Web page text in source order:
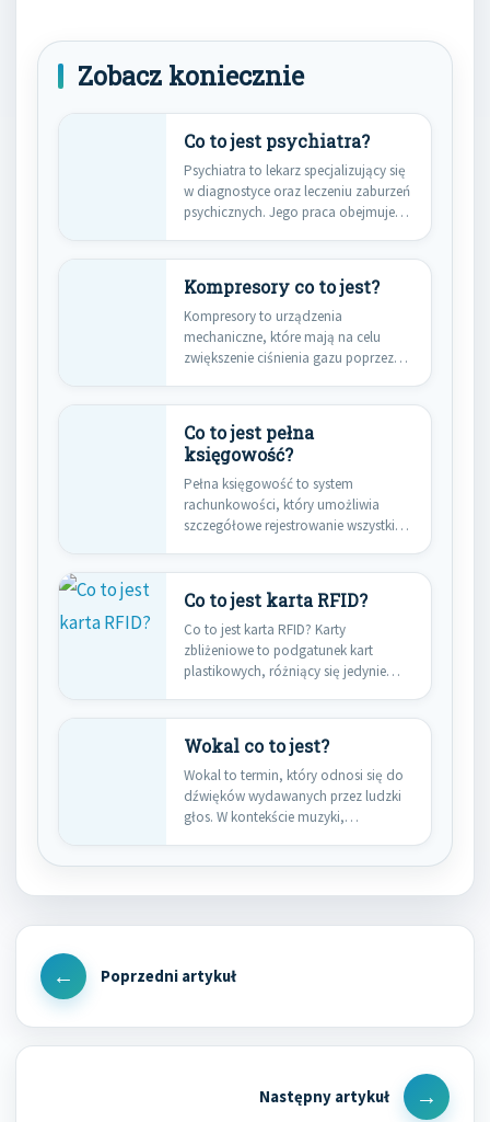
Zobacz koniecznie
Co to jest psychiatra?
Psychiatra to lekarz specjalizujący się
w diagnostyce oraz leczeniu zaburzeń
psychicznych. Jego praca obejmuje
Kompresory co to jest?
Kompresory to urządzenia
mechaniczne, które mają na celu
zwiększenie ciśnienia gazu poprzez
Co to jest pełna
księgowość?
Pełna księgowość to system
rachunkowości, który umożliwia
szczegółowe rejestrowanie wszystkich
Co to jest karta RFID?
Co to jest karta RFID? Karty
zbliżeniowe to podgatunek kart
plastikowych, różniący się jedynie
Wokal co to jest?
Wokal to termin, który odnosi się do
dźwięków wydawanych przez ludzki
głos. W kontekście muzyki,…
Nawigacja
wpisu
Previous
Next